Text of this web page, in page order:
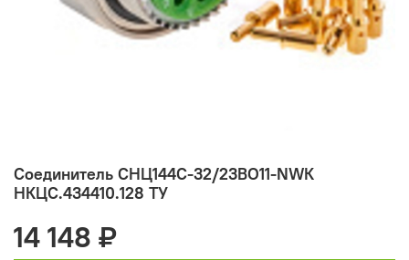
Соединитель СНЦ144С-32/23ВО11-NWК
НКЦС.434410.128 ТУ
14 148 ₽